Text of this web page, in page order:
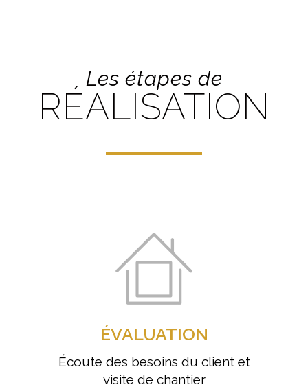
Les étapes de
RÉALISATION
ÉVALUATION
Écoute des besoins du client et
visite de chantier